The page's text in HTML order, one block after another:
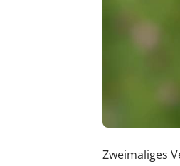
Zweimaliges